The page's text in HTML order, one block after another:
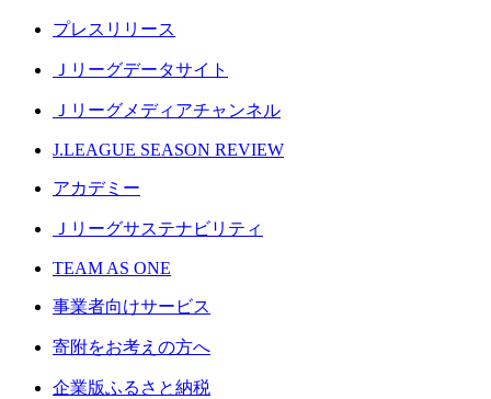
プレスリリース
Ｊリーグデータサイト
Ｊリーグメディアチャンネル
J.LEAGUE SEASON REVIEW
アカデミー
Ｊリーグサステナビリティ
TEAM AS ONE
事業者向けサービス
寄附をお考えの方へ
企業版ふるさと納税